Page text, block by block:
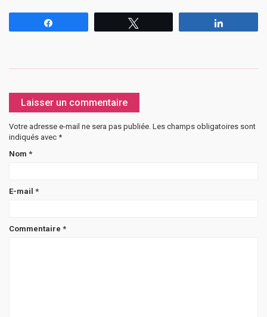
Laisser un commentaire
Votre adresse e-mail ne sera pas publiée. Les champs obligatoires sont
indiqués avec *
Nom *
E-mail *
Commentaire *